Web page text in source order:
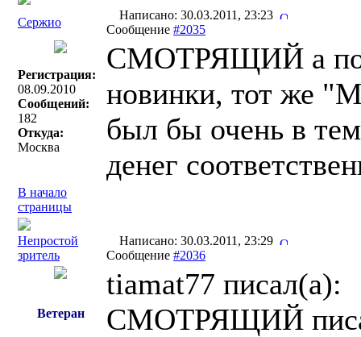
Сержио
Написано: 30.03.2011, 23:23
Сообщение #2035
Регистрация:
08.09.2010
Сообщений:
182
Откуда:
Москва
СМОТРЯЩИЙ а
новинки, тот же
был бы очень в
денег
В начало
страницы
Непростой
зритель
Написано: 30.03.2011, 23:29
Сообщение #2036
Ветеран
tiamat77 писал(a):
СМОТРЯЩИЙ